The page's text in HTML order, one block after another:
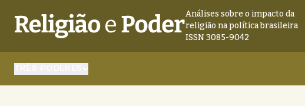
Análises sobre o impacto da
religião na política brasileira
ISSN 3085-9042